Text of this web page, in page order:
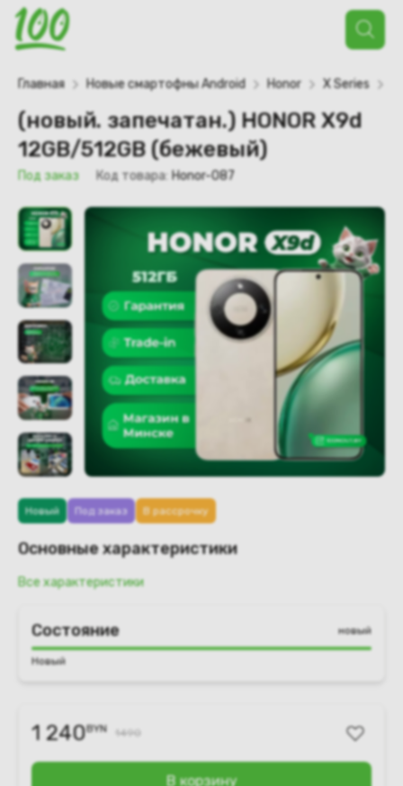
Поиск
товаров
Главная Новые смартофны Android Honor X Series
(новый. запечатан.) HONOR X9d
12GB/512GB (бежевый)
Под заказ Код товара: Honor-087
Новый Под заказ В рассрочку
Основные характеристики
Все характеристики
Состояние новый
Новый
1 240BYN 1490
В корзину